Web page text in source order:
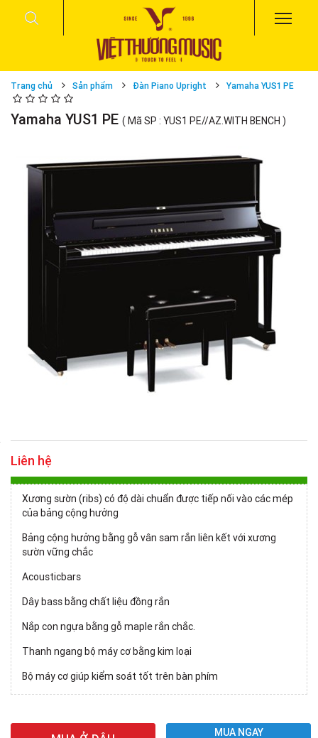
Trang chủ Sản phẩm Đàn Piano Upright Yamaha YUS1 PE
Yamaha YUS1 PE ( Mã SP : YUS1 PE//AZ.WITH BENCH )
Liên hệ
Xương sườn (ribs) có độ dài chuẩn được tiếp nối vào các mép
của bảng cộng hưởng
Bảng cộng hưởng bằng gỗ vân sam rắn liên kết với xương
sườn vững chắc
Acousticbars
Dây bass bằng chất liệu đồng rắn
Nắp con ngựa bằng gỗ maple rắn chắc.
Thanh ngang bộ máy cơ bằng kim loại
Bộ máy cơ giúp kiểm soát tốt trên bàn phím
MUA NGAY